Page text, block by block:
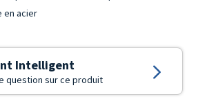
en acier
Intelligent
question sur ce produit